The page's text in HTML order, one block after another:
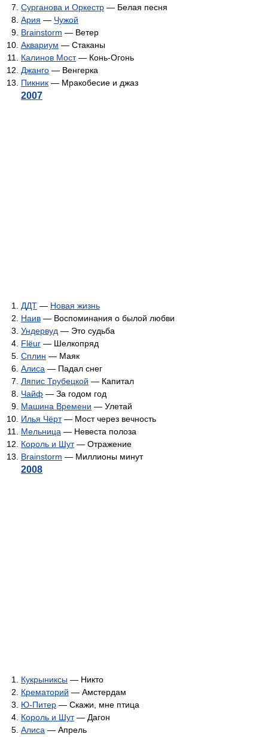
Сурганова и Оркестр — Белая песня
Ария — Чужой
Brainstorm — Ветер
Аквариум — Стаканы
Калинов Мост— Конь-Огонь
Джанго — Венгерка
Пикник — Мракобесие и джаз
2007
ДДТ — Новая жизнь
Наив — Воспоминания о былой любви
Ундервуд — Это судьба
Flёur — Шелкопряд
Сплин — Маяк
Алиса — Падал снег
Ляпис Трубецкой — Капитал
Чайф — За годом год
Машина Времени — Улетай
Илья Чёрт— Мост через вечность
Мельница — Невеста полоза
Король и Шут— Отражение
Brainstorm — Миллионы минут
2008
Кукрыниксы — Никто
Крематорий — Амстердам
Ю-Питер — Скажи, мне птица
Король и Шут— Дагон
Алиса — Апрель